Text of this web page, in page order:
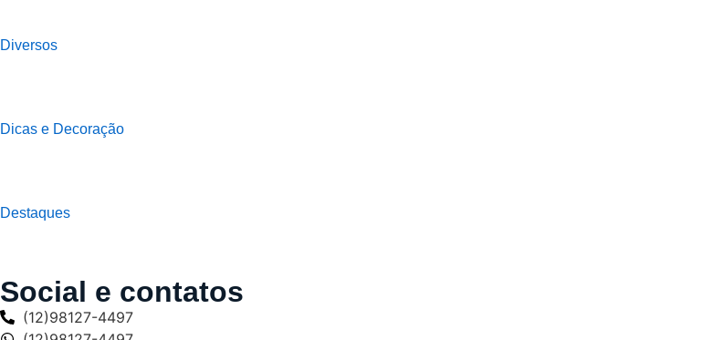
Diversos
Dicas e Decoração
Destaques
Social e contatos
(12)98127-4497